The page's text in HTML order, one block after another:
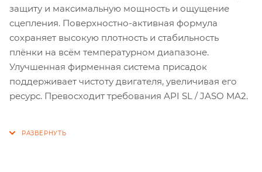
защиту и максимальную мощность и ощущение
сцепления. Поверхностно-активная формула
сохраняет высокую плотность и стабильность
плёнки на всём температурном диапазоне.
Улучшенная фирменная система присадок
поддерживает чистоту двигателя, увеличивая его
ресурс. Превосходит требования API SL / JASO MA2.